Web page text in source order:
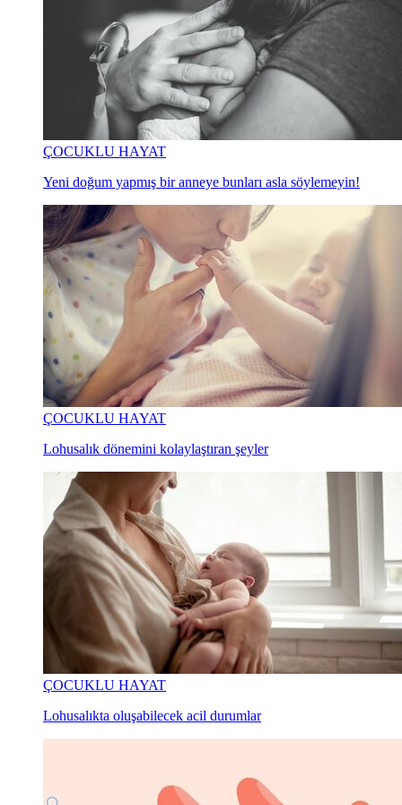
ÇOCUKLU HAYAT
Yeni doğum yapmış bir anneye bunları asla söylemeyin!
ÇOCUKLU HAYAT
Lohusalık dönemini kolaylaştıran şeyler
ÇOCUKLU HAYAT
Lohusalıkta oluşabilecek acil durumlar